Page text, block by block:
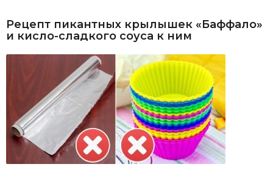
Рецепт пикантных крылышек «Баффало»
и кисло-сладкого соуса к ним